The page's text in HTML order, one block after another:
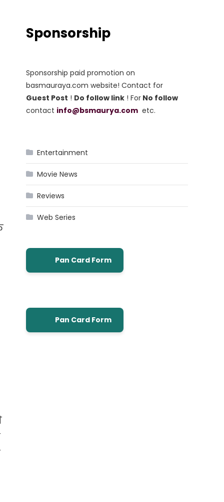
Sponsorship
Sponsorship paid promotion on
basmauraya.com website! Contact for
Guest Post ! Do follow link ! For No follow
contact info@bsmaurya.com etc.
Entertainment
Movie News
Reviews
Web Series
Pan Card Form
Pan Card Form